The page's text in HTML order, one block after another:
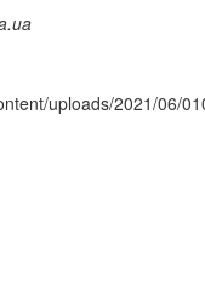
uploads/2021/06/